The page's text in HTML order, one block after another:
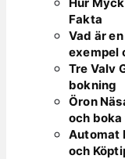
Fakta
Vad är
exempel
Tre Valv
bokning
Öron
och boka
Automat
och